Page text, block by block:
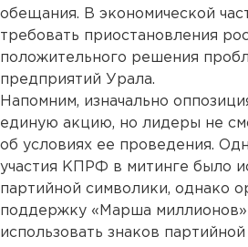
обещания. В экономической
требовать приостановления
положительного решения
предприятий Урала.
Напомним, изначально
единую акцию, но лидеры не
об условиях ее проведения.
участия КПРФ в митинге было
партийной символики, однако
поддержку «Марша
использовать знаков